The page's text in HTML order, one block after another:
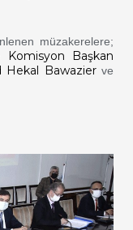
müzakerelere;
Komisyon Başkan
Hekal Bawazierve